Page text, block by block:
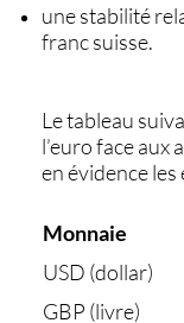
unestabilité
franc suisse.
Le tableau
l’euro face aux
en évidence les
Monnaie
USD (dollar)
GBP (livre)